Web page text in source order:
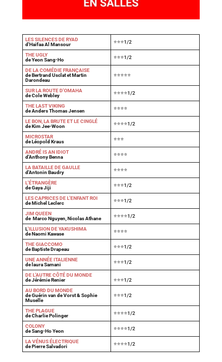
LES SILENCES DE RYAD
d'Haifaa Al Mansour
⭐⭐⭐1/2
THE UGLY
de Yeon Sang-Ho
⭐⭐⭐1/2
DE LA COMÉDIE FRANÇAISE
de Bertrand Usclat et Martin
Darondeau
⭐⭐⭐⭐⭐
SUR LA ROUTE D'OMAHA
de Cole Webley
⭐⭐⭐⭐1/2
THE LAST VIKING
de Anders Thomas Jensen
⭐⭐⭐⭐
LE BON, LA BRUTE ET LE CINGLÉ
de Kim Jee-Woon
⭐⭐⭐⭐1/2
MICROSTAR
de Léopold Kraus
⭐⭐⭐
ANDRÉ IS AN IDIOT
d'Anthony Benna
⭐⭐⭐⭐
LA BATAILLE DE GAULLE
d'Antonin Baudry
⭐⭐⭐⭐
L'ÉTRANGÈRE
de Gaya Jiji
⭐⭐⭐1/2
LES CAPRICES DE L'ENFANT ROI
de Michel Leclerc
⭐⭐⭐1/2
JIM QUEEN
de Marco Nguyen, Nicolas Athane
⭐⭐⭐⭐1/2
L'ILLUSION DE YAKUSHIMA
de Naomi Kawase
⭐⭐⭐⭐
THE GIACCOMO
de Baptiste Drapeau
⭐⭐⭐1/2
UNE ANNÉE ITALIENNE
de laura Samani
⭐⭐⭐1/2
DE L'AUTRE CÔTÉ DU MONDE
de Jérémie Renier
⭐⭐⭐1/2
AU BORD DU MONDE
de Guérin van de Vorst & Sophie
Muselle
⭐⭐⭐1/2
THE PLAGUE
de Charlie Polinger
⭐⭐⭐⭐1/2
COLONY
de Sang-Ho Yeon
⭐⭐⭐⭐1/2
LA VÉNUS ÉLECTRIQUE
de Pierre Salvadori
⭐⭐⭐⭐1/2